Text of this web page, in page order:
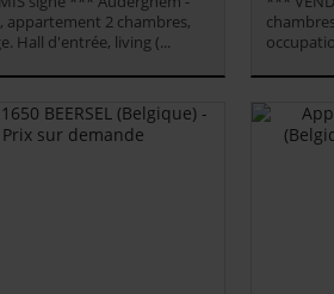
appartement 2 chambres,
Hall d'entrée, living (...